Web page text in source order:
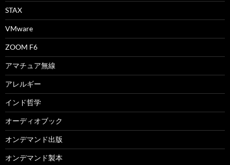
STAX
VMware
ZOOM F6
アマチュア無線
アレルギー
インド哲学
オーディオブック
オンデマンド出版
オンデマンド製本